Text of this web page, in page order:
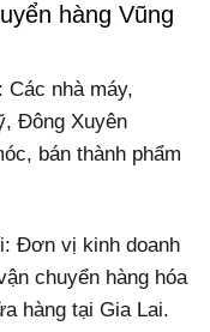
hàng Vũng
Các nhà máy,
Đông Xuyên
bán thành phẩm
Đơn vị kinh doanh
chuyển hàng hóa
hàng tại Gia Lai.